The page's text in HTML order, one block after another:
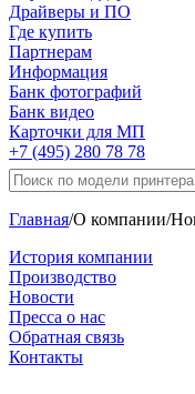
Драйверы и ПО
Где купить
Партнерам
Информация
Банк фотографий
Банк видео
Карточки для МП
+7 (495) 280 78 78
Главная/О компании/
История компании
Производство
Новости
Пресса о нас
Обратная связь
Контакты